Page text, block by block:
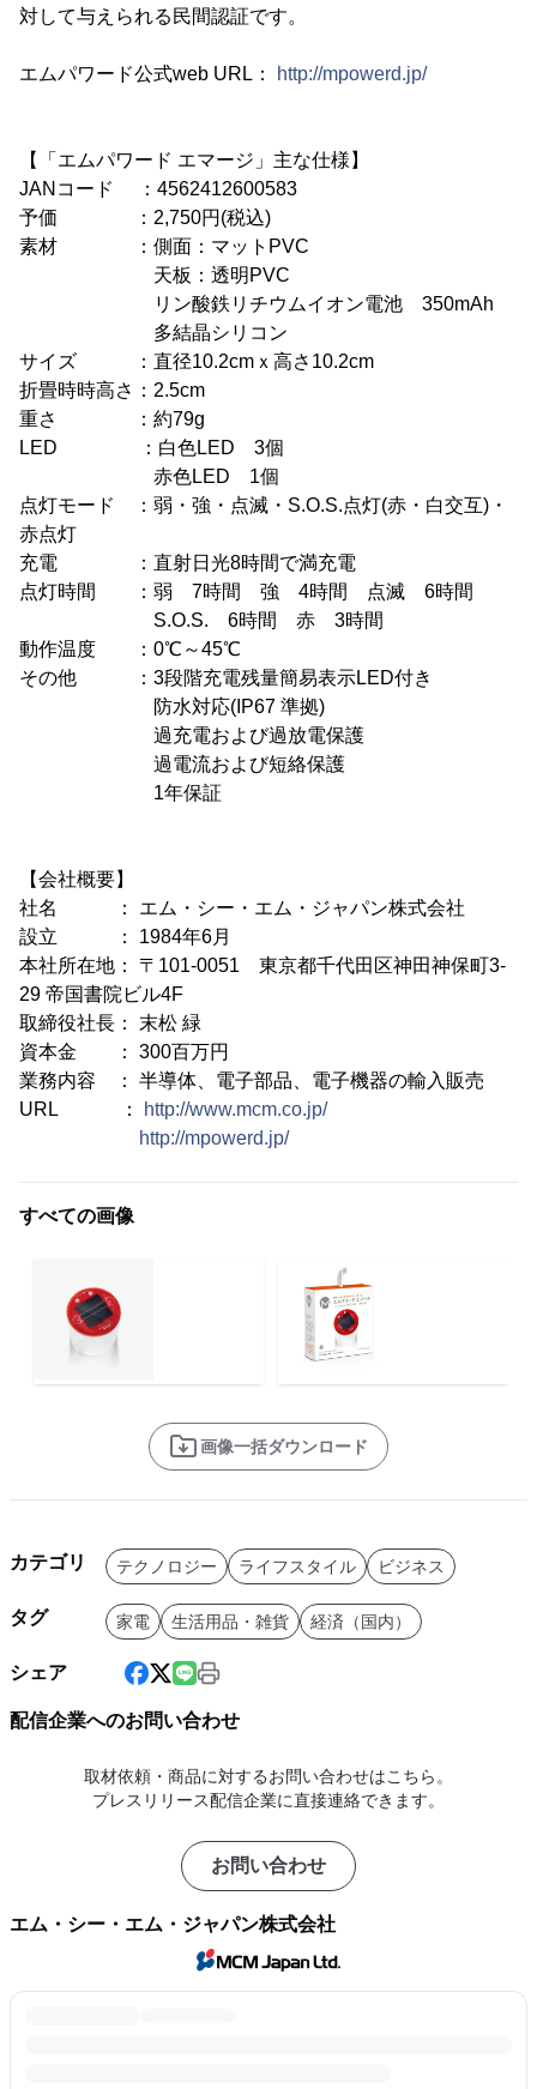
対して与えられる民間認証です。
エムパワード公式web URL： http://mpowerd.jp/
【「エムパワード エマージ」主な仕様】
JANコード ：4562412600583
予価 ：2,750円(税込)
素材 ：側面：マットPVC
天板：透明PVC
リン酸鉄リチウムイオン電池 350mAh
多結晶シリコン
サイズ ：直径10.2cmｘ高さ10.2cm
折畳時時高さ：2.5cm
重さ ：約79g
LED ：白色LED 3個
赤色LED 1個
点灯モード ：弱・強・点滅・S.O.S.点灯(赤・白交互)・
赤点灯
充電 ：直射日光8時間で満充電
点灯時間 ：弱 7時間 強 4時間 点滅 6時間
S.O.S. 6時間 赤 3時間
動作温度 ：0℃～45℃
その他 ：3段階充電残量簡易表示LED付き
防水対応(IP67 準拠)
過充電および過放電保護
過電流および短絡保護
1年保証
【会社概要】
社名 ： エム・シー・エム・ジャパン株式会社
設立 ： 1984年6月
本社所在地： 〒101-0051 東京都千代田区神田神保町3-
29 帝国書院ビル4F
取締役社長： 末松 緑
資本金 ： 300百万円
業務内容 ： 半導体、電子部品、電子機器の輸入販売
URL ：
http://www.mcm.co.jp/
http://mpowerd.jp/
すべての画像
画像一括ダウンロード
カテゴリ テクノロジー ライフスタイル ビジネス
タグ 家電 生活用品・雑貨 経済（国内）
シェア
配信企業へのお問い合わせ
取材依頼・商品に対するお問い合わせはこちら。
プレスリリース配信企業に直接連絡できます。
お問い合わせ
エム・シー・エム・ジャパン株式会社